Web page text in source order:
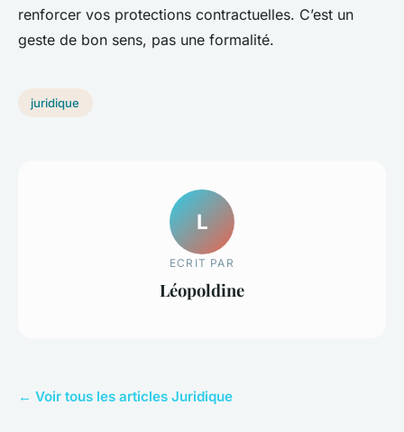
renforcer vos protections contractuelles. C’est un
geste de bon sens, pas une formalité.
juridique
L
ECRIT PAR
Léopoldine
← Voir tous les articles Juridique